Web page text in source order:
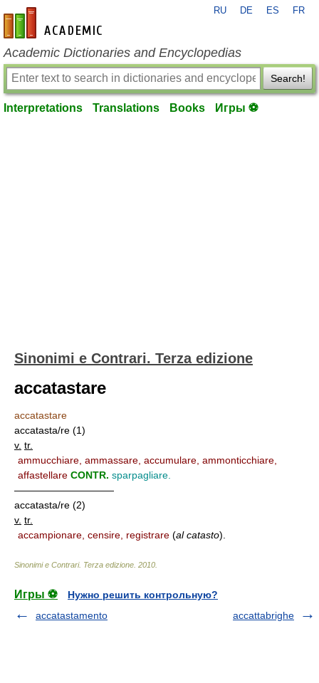
en-academic.com
RU DE ES FR
Academic Dictionaries and Encyclopedias
Search!
Interpretations Translations Books Игры ⚽
Sinonimi e Contrari. Terza edizione
accatastare
accatastare
accatasta/re (1)
v. tr.
ammucchiare, ammassare, accumulare, ammonticchiare,
affastellare CONTR. sparpagliare.
——————————
accatasta/re (2)
v. tr.
accampionare, censire, registrare (al catasto)
Sinonimi e Contrari. Terza edizione 2010
Игры ⚽
Нужно решить контрольную?
accatastamento
accattabrighe